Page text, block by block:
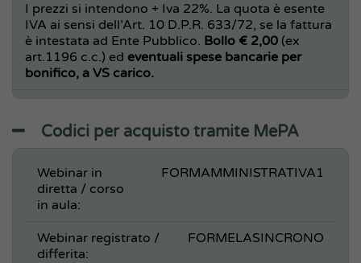
I prezzi si intendono + Iva 22%. La quota è esente
IVA ai sensi dell’Art. 10 D.P.R. 633/72, se la fattura
è intestata ad Ente Pubblico. Bollo € 2,00 (ex
art.1196 c.c.) ed eventuali spese bancarie per
bonifico, a VS carico.
Codici per acquisto tramite MePA
Webinar in
diretta / corso
in aula:
FORMAMMINISTRATIVA1
Webinar registrato /
differita:
FORMELASINCRONO